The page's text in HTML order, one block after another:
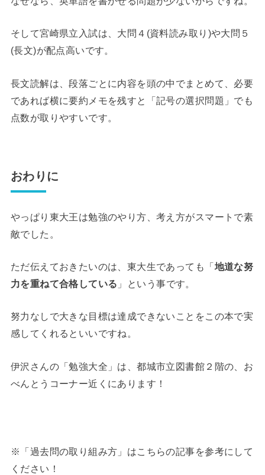
そして宮崎県立入試は、大問４(資料読み取り)や大問５
(長文)が配点高いです。
長文読解は、段落ごとに内容を頭の中でまとめて、必要
であれば横に要約メモを残すと「記号の選択問題」でも
点数が取りやすいです。
おわりに
やっぱり東大王は勉強のやり方、考え方がスマートで素
敵でした。
ただ伝えておきたいのは、東大生であっても「地道な努
力を重ねて合格している 」という事です。
努力なしで大きな目標は達成できないことをこの本で実
感してくれるといいですね。
伊沢さんの「勉強大全」は、都城市立図書館２階の、お
べんとうコーナー近くにあります！
※「過去問の取り組み方」はこちらの記事を参考にして
ください！